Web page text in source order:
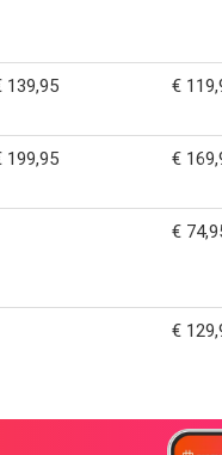
139,95 €
199,95 €
€
€